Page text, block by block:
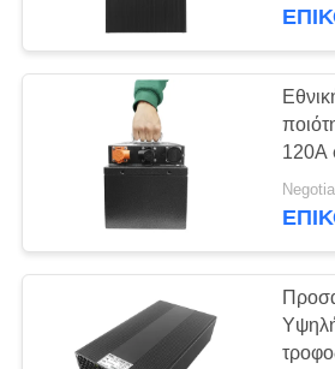
ΜΑΣ
ΕΠΑΦΉ
ΜΕ
ΕΙΔΉΣΕΙΣ
αεροσκάφος
Μονάδα
παρεμβολής
120A